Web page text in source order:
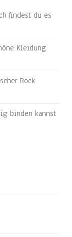
findest du es
Kleidung
Rock
binden kannst